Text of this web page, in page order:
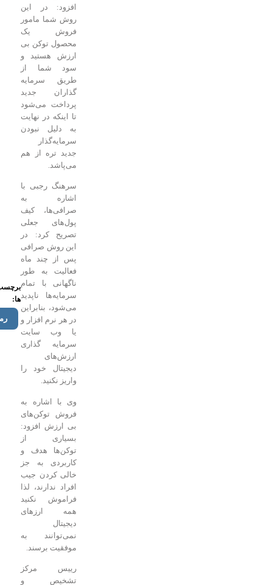
افزود: در این
روش شما مامور
فروش یک
محصول توکن بی
ارزش هستید و
سود شما از
طریق سرمایه
گذاران جدید
پرداخت می‌شود
تا اینکه در نهایت
به دلیل نبودن
سرمایه‌گذار
جدید تره از هم
سرهنگ رجبی با
اشاره به
صرافی‌ها، کیف
پول‌های جعلی
تصریح کرد: در
این روش صرافی
پس از چند ماه
فعالیت به طور
ناگهانی با تمام
سرمایه‌ها ناپدید
می‌شود، بنابراین
در هر نرم افزار و
یا وب سایت
سرمایه گذاری
دیجیتال خود را
واریز نکنید.
وی با اشاره به
فروش توکن‌های
بی ارزش افزود:
بسیاری از
توکن‌ها هدف و
کاربردی به جز
خالی کردن جیب
افراد ندارند، لذا
فراموش نکنید
همه ارز‌های
نمی‌توانند به
موفقیت برسند.
رییس مرکز
تشخیص و
برچسب
ها:
رمزارزها